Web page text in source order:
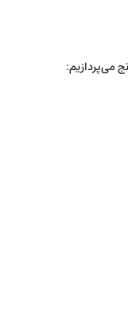
می‌پردازیم: